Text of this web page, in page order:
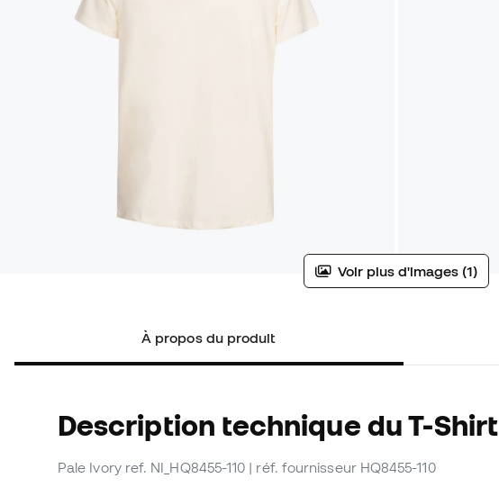
Voir plus d'images (1)
À propos du produit
Description technique du T-Shirt
Pale Ivory ref. NI_HQ8455-110 | réf. fournisseur HQ8455-110